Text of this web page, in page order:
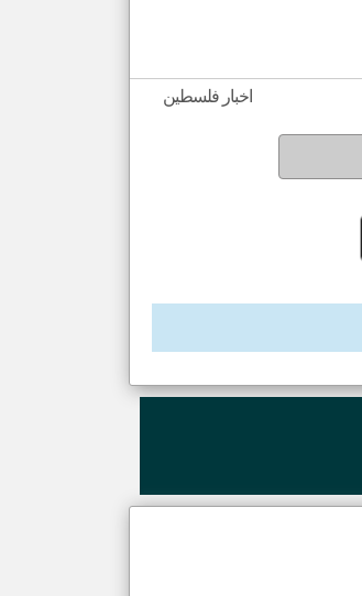
اخبار فلسطين